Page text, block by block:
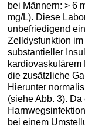
bei Männern: > 6
mg/L). Diese
unbefriedigend
Zelldysfunktion
substantieller
die zusätzliche
Hierunter
(siehe Abb. 3).
bei einem